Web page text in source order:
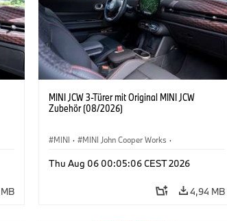
MINI JCW 3-Türer mit Original MINI JCW
Zubehör (08/2026)
MINI · MINI John Cooper Works ·
Sonderausstattungen, Zubehör
Thu Aug 06 00:05:06 CEST 2026
4,94 MB